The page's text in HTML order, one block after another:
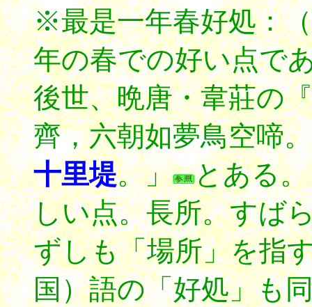
※最是一年春好処：
年の春での好い点で
後世、晩唐・韋莊の
齊，六朝如夢鳥空啼。
十里堤。」
とある
しい点。長所。すば
ずしも「場所」を指
国）語の「好処」も